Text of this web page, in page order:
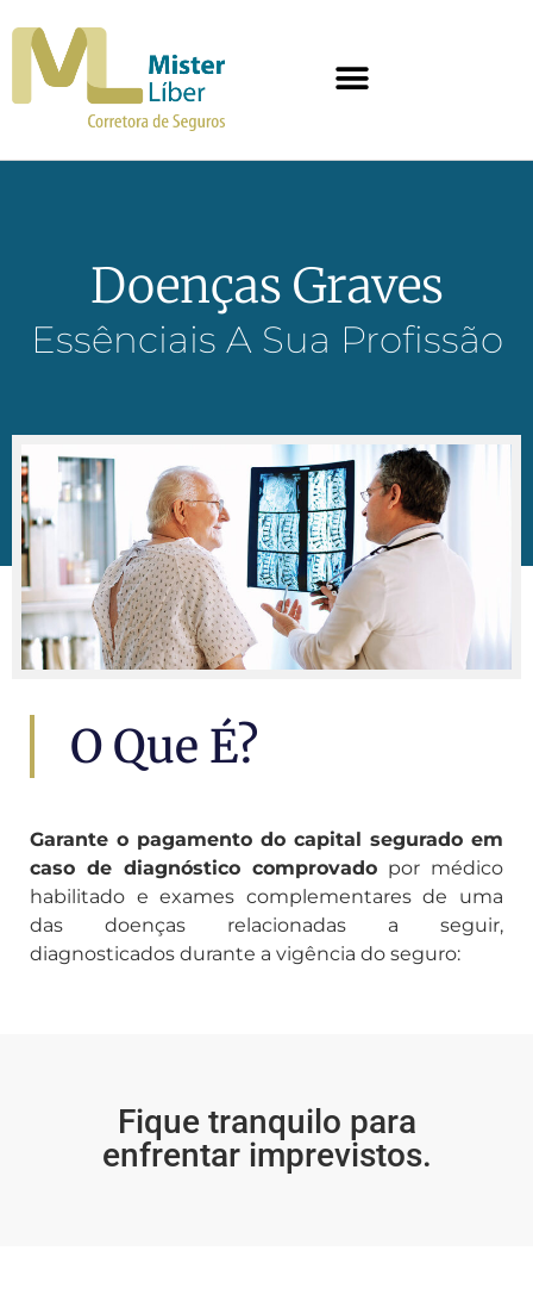
Doenças Graves
Essênciais A Sua Profissão
O Que É?
Garante o pagamento do capital segurado em
caso de diagnóstico comprovado por médico
habilitado e exames complementares de uma
das doenças relacionadas a seguir,
diagnosticados durante a vigência do seguro:
Fique tranquilo para
enfrentar imprevistos.